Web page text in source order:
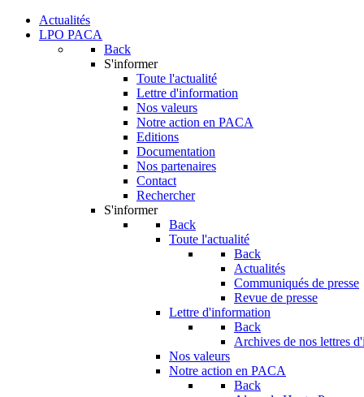
Actualités
LPO PACA
Back
S'informer
Toute l'actualité
Lettre d'information
Nos valeurs
Notre action en PACA
Editions
Documentation
Nos partenaires
Contact
Rechercher
S'informer
Back
Toute l'actualité
Back
Actualités
Communiqués de presse
Revue de presse
Lettre d'information
Back
Archives de nos lettres
Nos valeurs
Notre action en PACA
Back